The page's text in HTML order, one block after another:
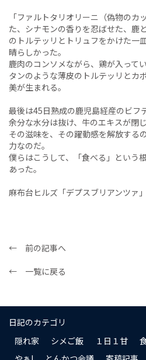
「ファルトタリオリーニ（偽物の
た、シナモンの香りを忍ばせた、鹿
のトルテッリとトリュフをかけた一
晴らしかった。
鹿肉のコンソメながら、鶏が入って
タンのような薄皮のトルテッリとカ
美が生まれる。
最後は45日熟成の鹿児島経産のビフ
余分な水分は抜け、牛のエキスが閉
その滋味を、その躍動感を解放する
力なのだ。
僕らはこうして、「食べる」という
あった。
麻布台ヒルズ「デプスブリアンツァ
← 前の記事へ
← 一覧に戻る
日記のカテゴリ
隠れ家
シメご飯 １日１甘